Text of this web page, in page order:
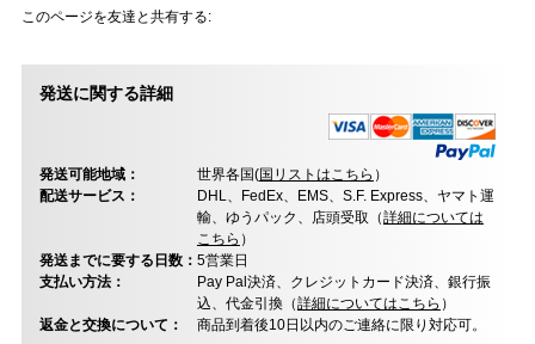
このページを友達と共有する:
発送に関する詳細
発送可能地域： 世界各国(国リストはこちら ）
配送サービス：
DHL、FedEx、EMS、S.F. Express、ヤマト運
輸、ゆうパック、店頭受取（詳細については
こちら ）
発送までに要する日数： 5営業日
支払い方法：
Pay Pal決済、クレジットカード決済、銀行振
込、代金引換（詳細についてはこちら ）
返金と交換について：
商品到着後10日以内のご連絡に限り対応可。